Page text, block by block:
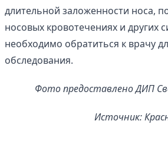
длительной заложенности носа,
носовых кровотечениях и других
необходимо обратиться к врачу
обследования.
Фото предоставлено ДИП
Источник: